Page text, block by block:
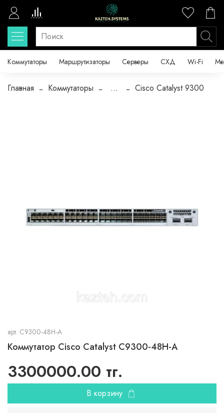
Коммутаторы Маршрутизаторы Серверы СХД Wi-Fi
Главная Коммутаторы ... Cisco Catalyst 9300
арт. C9300-48H-A
Коммутатор Cisco Catalyst C9300-48H-A
3300000.00 тг.
В корзину